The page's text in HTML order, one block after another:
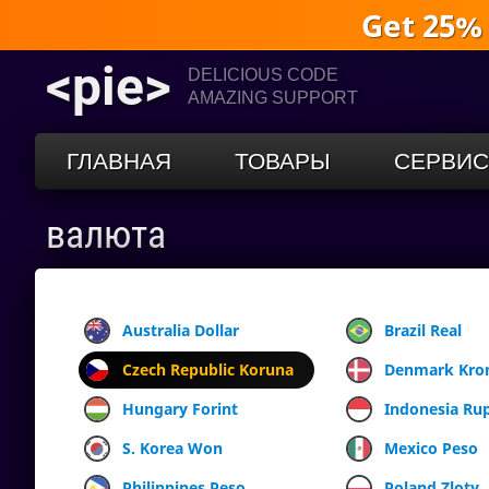
Get
<pie>
DELICIOUS CODE
AMAZING SUPPORT
ГЛАВНАЯ ТОВАРЫ
валюта
Australia Dollar Brazil Real
Czech Republic Koruna
Denmark
Hungary Forint
Indonesia
S. Korea Won
Mexico Peso